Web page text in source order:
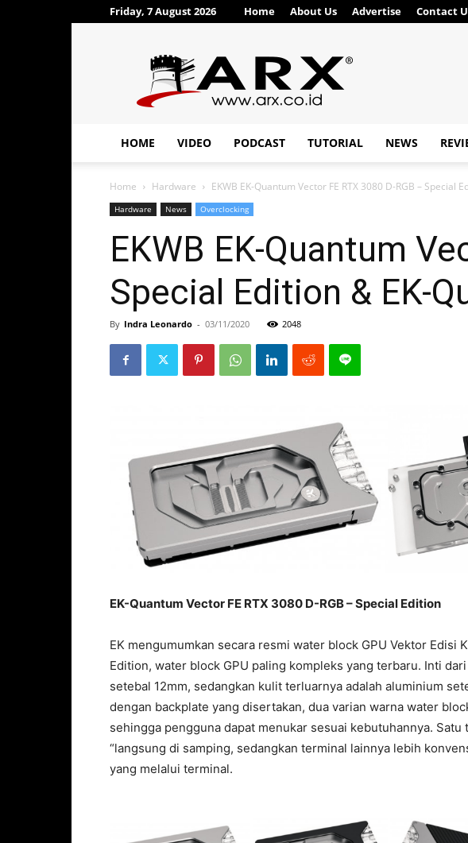
Friday, 7 August 2026 Home About Us Advertise Contact
ARX®
HOME VIDEO PODCAST TUTORIAL NEWS
Home Hardware EKWB EK-Quantum Vector FE RTX 3080 D-RGB – Special
Hardware News Overclocking
EKWB EK-Quantum
Special Edition & EK-
By Indra Leonardo - 03/11/2020 2048
EK-Quantum Vector FE RTX 3080 D-RGB – Special Edition
EK mengumumkan secara resmi water block GPU Vektor Edisi
Edition, water block GPU paling kompleks yang terbaru. Inti
setebal 12mm, sedangkan kulit terluarnya adalah aluminium
dengan backplate yang disertakan, dua varian warna water
sehingga pengguna dapat menukar sesuai kebutuhannya.
“langsung di samping, sedangkan terminal lainnya lebih
yang melalui terminal.